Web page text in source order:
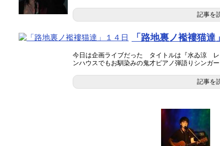
記事を
「路地裏ノ襤褸猫達
今日は企画ライブだった タイトルは『水ゐ涼
ンハウスでもお馴染みの鬼才ピアノ弾語りシンガ
記事を